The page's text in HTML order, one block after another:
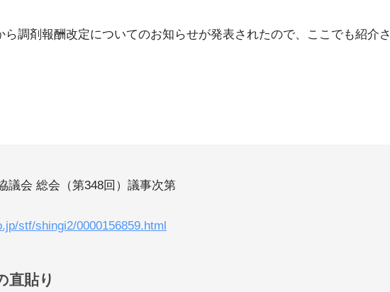
ら調剤報酬改定についてのお知らせが発表されたので、ここでも紹介さ
議会 総会（第348回）議事次第
stf/shingi2/0000156859.html
直貼り